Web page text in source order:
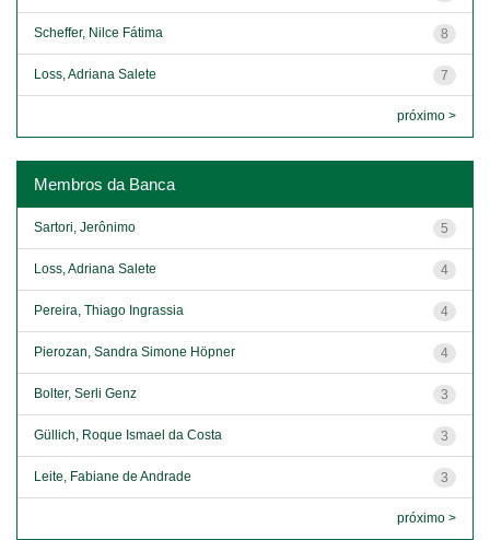
8
Scheffer, Nilce Fátima
7
Loss, Adriana Salete
próximo >
Membros da Banca
5
Sartori, Jerônimo
4
Loss, Adriana Salete
4
Pereira, Thiago Ingrassia
4
Pierozan, Sandra Simone Höpner
3
Bolter, Serli Genz
3
Güllich, Roque Ismael da Costa
3
Leite, Fabiane de Andrade
próximo >